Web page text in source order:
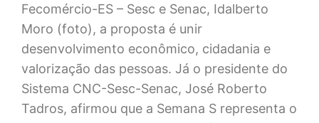
Fecomércio-ES – Sesc e Senac, Idalberto
Moro (foto), a proposta é unir
desenvolvimento econômico, cidadania e
valorização das pessoas. Já o presidente do
Sistema CNC-Sesc-Senac, José Roberto
Tadros, afirmou que a Semana S representa o